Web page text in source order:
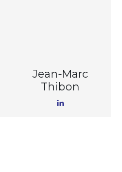
Jean-Marc
Thibon